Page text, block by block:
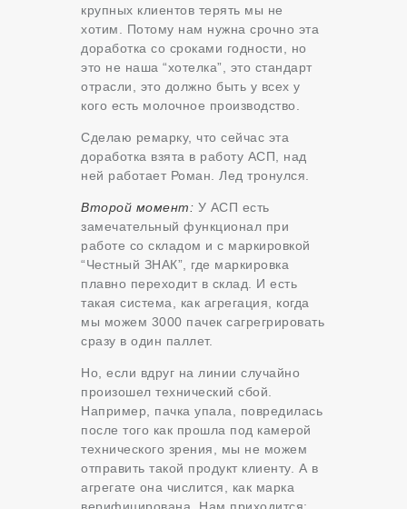
крупных клиентов терять мы не
хотим. Потому нам нужна срочно эта
доработка со сроками годности, но
это не наша “хотелка”, это стандарт
отрасли, это должно быть у всех у
кого есть молочное производство.
Сделаю ремарку, что сейчас эта
доработка взята в работу АСП, над
ней работает Роман. Лед тронулся.
Второй момент: У АСП есть
замечательный функционал при
работе со складом и с маркировкой
“Честный ЗНАК”, где маркировка
плавно переходит в склад. И есть
такая система, как агрегация, когда
мы можем 3000 пачек сагрегрировать
сразу в один паллет.
Но, если вдруг на линии случайно
произошел технический сбой.
Например, пачка упала, повредилась
после того как прошла под камерой
технического зрения, мы не можем
отправить такой продукт клиенту. А в
агрегате она числится, как марка